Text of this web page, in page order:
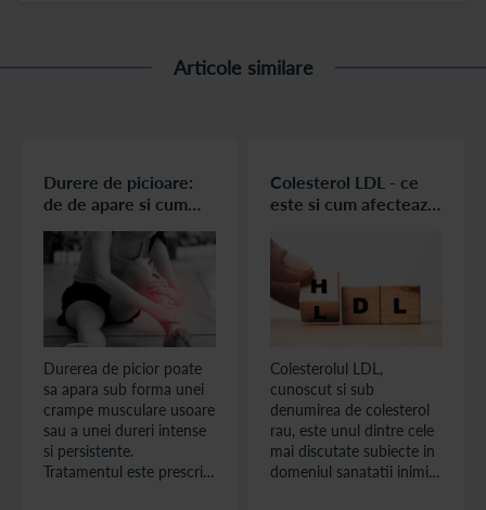
Articole similare
Durere de picioare:
de de apare si cum
Durerea de picior poate
sa apara sub forma unei
crampe musculare usoare
sau a unei dureri intense
si persistente.
Tratamentul este prescris
Colesterol LDL - ce
este si cum afecteaza
Colesterolul LDL,
cunoscut si sub
denumirea de colesterol
rau, este unul dintre cele
mai discutate subiecte in
domeniul sanatatii inimii.